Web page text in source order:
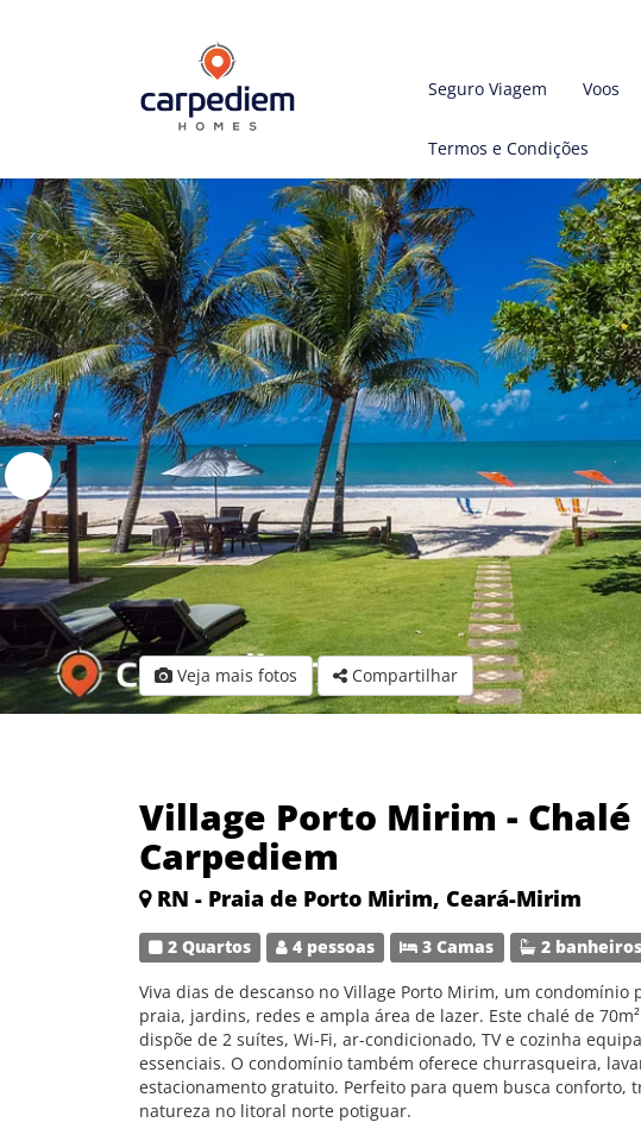
Seguro Viagem Voos
Termos e Condições
Veja mais fotos Compartilhar
Village Porto Mirim - Chalé
Carpediem
RN - Praia de Porto Mirim, Ceará-Mirim
2 Quartos 4 pessoas 3 Camas 2 banheiros
Viva dias de descanso no Village Porto Mirim, um condomínio
praia, jardins, redes e ampla área de lazer. Este chalé de
dispõe de 2 suítes, Wi-Fi, ar-condicionado, TV e cozinha
essenciais. O condomínio também oferece churrasqueira,
estacionamento gratuito. Perfeito para quem busca conforto,
natureza no litoral norte potiguar.